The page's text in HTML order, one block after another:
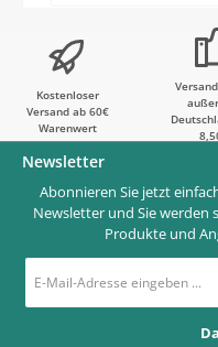
Kostenloser
Versand ab 60€
Warenwert
Newsletter
Abonnieren Sie jetzt
Newsletter und Sie werden
Produkte und
Mail-
*